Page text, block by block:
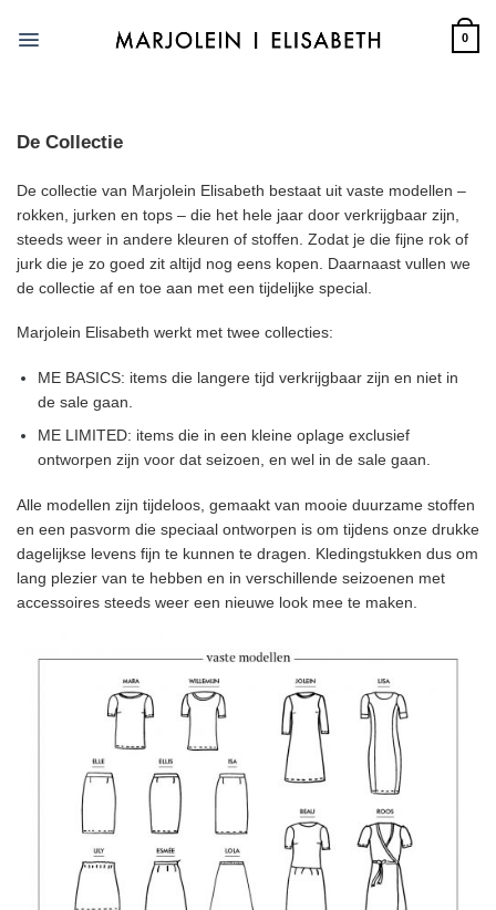
0
De Collectie
De collectie van Marjolein Elisabeth bestaat uit vaste modellen –
rokken, jurken en tops – die het hele jaar door verkrijgbaar zijn,
steeds weer in andere kleuren of stoffen. Zodat je die fijne rok of
jurk die je zo goed zit altijd nog eens kopen. Daarnaast vullen we
de collectie af en toe aan met een tijdelijke special.
Marjolein Elisabeth werkt met twee collecties:
ME BASICS: items die langere tijd verkrijgbaar zijn en niet in
de sale gaan.
ME LIMITED: items die in een kleine oplage exclusief
ontworpen zijn voor dat seizoen, en wel in de sale gaan.
Alle modellen zijn tijdeloos, gemaakt van mooie duurzame stoffen
en een pasvorm die speciaal ontworpen is om tijdens onze drukke
dagelijkse levens fijn te kunnen te dragen. Kledingstukken dus om
lang plezier van te hebben en in verschillende seizoenen met
accessoires steeds weer een nieuwe look mee te maken.